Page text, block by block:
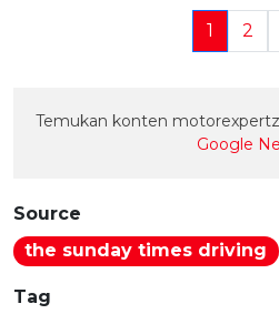
1 2
Temukan konten
Google
Source
the sunday times driving
Tag